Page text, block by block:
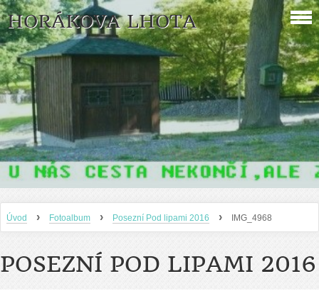
HORÁKOVA LHOTA
Úvod › Fotoalbum › Posezní Pod lipami 2016 › IMG_4968
POSEZNÍ POD LIPAMI 2016